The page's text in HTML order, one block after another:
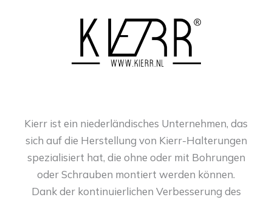
Kierr ist ein niederländisches Unternehmen, das
sich auf die Herstellung von Kierr-Halterungen
spezialisiert hat, die ohne oder mit Bohrungen
oder Schrauben montiert werden können.
Dank der kontinuierlichen Verbesserung des